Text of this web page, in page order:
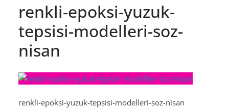
renkli-epoksi-yuzuk-
tepsisi-modelleri-soz-
nisan
renkli-epoksi-yuzuk-tepsisi-modelleri-soz-nisan